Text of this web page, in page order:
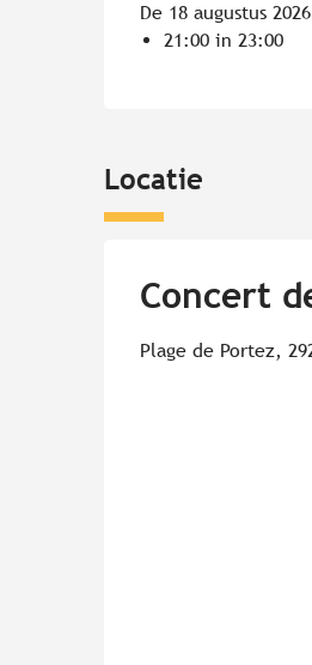
De 18 augustus 2026
21:00 in 23:00
Locatie
Concert
Plage de Portez,